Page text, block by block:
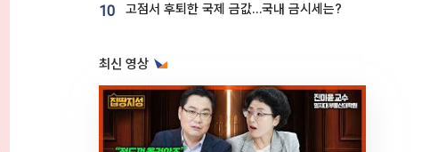
10 고점서 후퇴한 국제 금값…국내 금시세는?
최신 영상